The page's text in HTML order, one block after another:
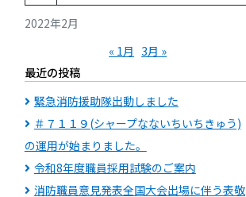
2022年2月
« 1月 3月 »
最近の投稿
緊急消防援助隊出動しました
＃７１１９(シャープなないちいちきゅう)
の運用が始まりました。
令和8年度職員採用試験のご案内
消防職員意見発表全国大会出場に伴う表敬